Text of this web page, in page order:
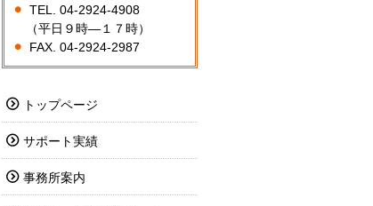
TEL. 04-2924-4908
（平日９時―１７時）
FAX. 04-2924-2987
トップページ
サポート実績
事務所案内